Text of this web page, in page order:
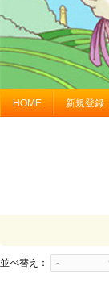
HOME 新規登録
並べ替え：